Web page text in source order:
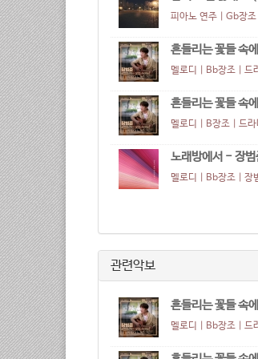
피아노 연주 | Gb장조
흔들리는 꽃들 속
멜로디 | Bb장조 | 드
흔들리는 꽃들 속
멜로디 | B장조 | 드
노래방에서 - 장범
멜로디 | Bb장조 | 장
관련악보
흔들리는 꽃들 속
멜로디 | Bb장조 | 드